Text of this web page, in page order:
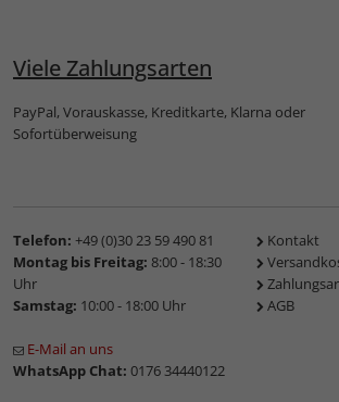
Viele Zahlungsarten
PayPal, Vorauskasse, Kreditkarte, Klarna oder
Sofortüberweisung
Telefon: +49 (0)30 23 59 490 81
Montag bis Freitag: 8:00 - 18:30
Uhr
Samstag: 10:00 - 18:00 Uhr
E-Mail an uns
WhatsApp Chat: 0176 34440122
Kontakt
AGB